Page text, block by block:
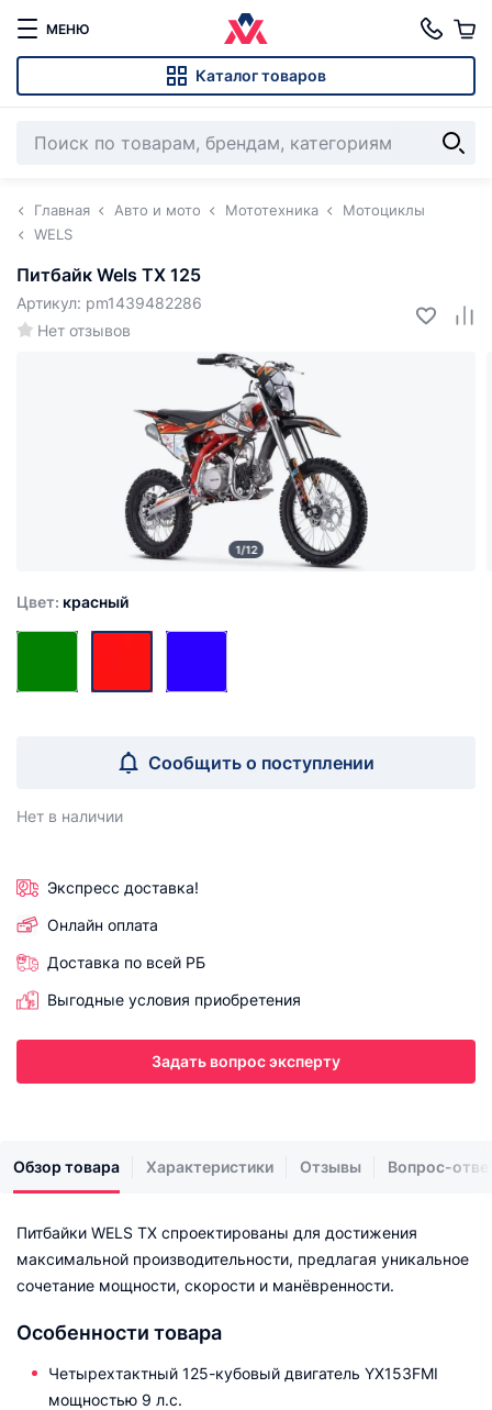
МЕНЮ
Каталог товаров
Главная Авто и мото Мототехника
Мотоциклы
WELS
Питбайк Wels TX 125
Нет отзывов
Артикул: pm1439482286
1/12
Цвет: красный
Сообщить о поступлении
Нет в наличии
Экспресс доставка!
Онлайн оплата
Доставка по всей РБ
Выгодные условия приобретения
Задать вопрос эксперту
Обзор товара Характеристики Отзывы Вопрос-
Питбайки WELS TX спроектированы для достижения
максимальной производительности, предлагая уникальное
сочетание мощности, скорости и манёвренности.
Особенности товара
Четырехтактный 125-кубовый двигатель YX153FMI
мощностью 9 л.с.